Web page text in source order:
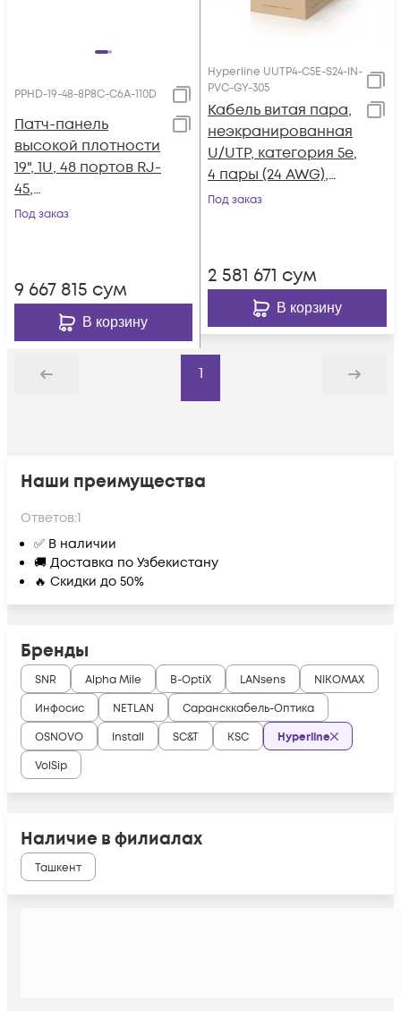
PPHD-19-48-8P8C-C6A-110D
Патч-панель
высокой плотности
19", 1U, 48 портов RJ-
45,
неэкранированная,
Под заказ
9 667 815 сум
В корзину
Hyperline UUTP4-C5E-S24-IN-
PVC-GY-305
Кабель витая пара,
неэкранированная
U/UTP, категория 5e,
4 пары (24 AWG),
одножильный
Под заказ
2 581 671 сум
В корзину
Назад
1
Дальше
Наши преимущества
Ответов:1
✅ В наличии
🚚 Доставка по Узбекистану
🔥 Скидки до 50%
Бренды
SNR Alpha Mile B-OptiX LANsens
NIKOMAX
Инфосис
NETLAN
Сарансккабель-Оптика
OSNOVO
Install SC&T KSC
Hyperline
VolSip
Наличие в филиалах
Ташкент